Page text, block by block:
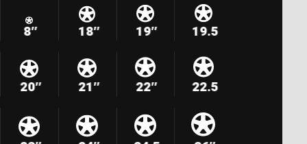
8″ 18″ 19″ 19.5
20″ 21″ 22″ 22.5